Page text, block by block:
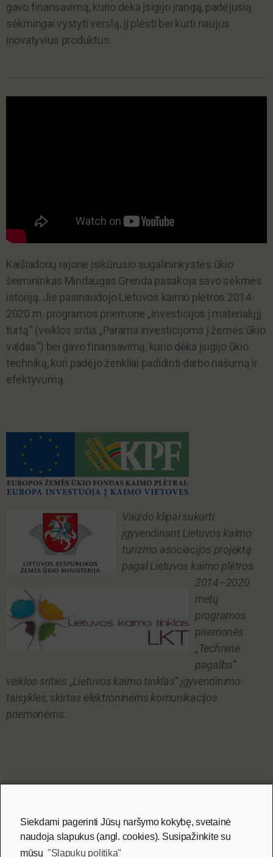
gavo finansavimą, kurio dėka įsigijo įrangą, padėjusią
sėkmingai vystyti verslą, jį plėsti bei kurti naujus
inovatyvius produktus.
Kaišiadorių rajone įsikūrusio augalininkystės ūkio
šeimininkas Mindaugas Grenda pasakoja savo sėkmės
istoriją. Jis pasinaudojo Lietuvos kaimo plėtros 2014-
2020 m. programos priemone „Investicijos į materialųjį
turtą“ (veiklos sritis „Parama investicijoms į žemės ūkio
valdas“) bei gavo finansavimą, kurio dėka įsigijo ūkio
techniką, kuri padėjo ženkliai padidinti darbo našumą ir
efektyvumą.
Vaizdo klipai sukurti
įgyvendinant Lietuvos kaimo
turizmo asociacijos projektą
pagal Lietuvos kaimo plėtros
2014–2020
metų
programos
priemonės
„Techninė
pagalba“
veiklos srities „Lietuvos kaimo tinklas“ įgyvendinimo
taisykles, skirtas elektroninėms komunikacijos
priemonėms.
Siekdami pagerinti Jūsų naršymo kokybę, svetainė
naudoja slapukus (angl. cookies). Susipažinkite su
mūsų "Slapukų politika"